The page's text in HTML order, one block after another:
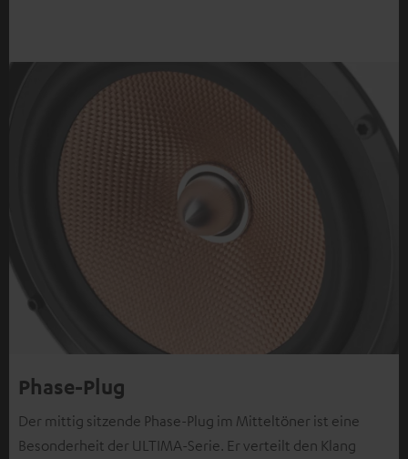
Phase-Plug
Der mittig sitzende Phase-Plug im Mitteltöner ist eine
Besonderheit der ULTIMA-Serie. Er verteilt den Klang